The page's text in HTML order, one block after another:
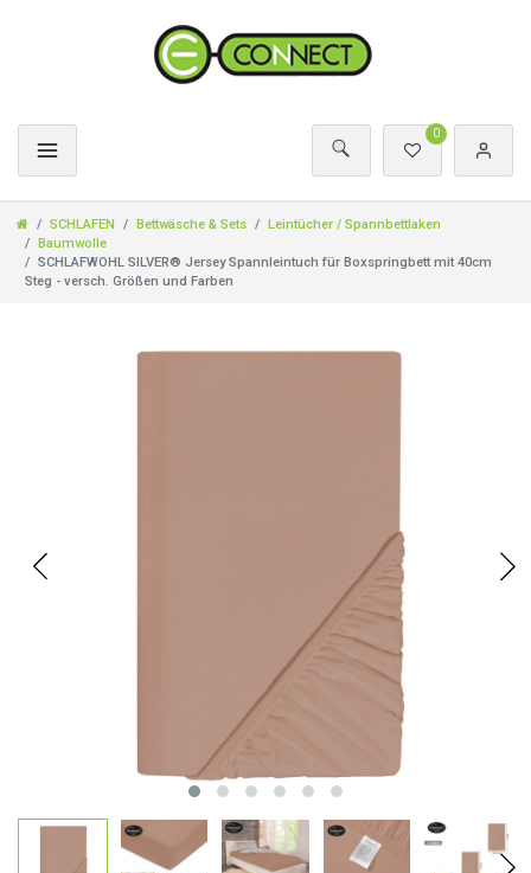
0
SCHLAFEN Bettwäsche & Sets
Leintücher / Spannbettlaken
Baumwolle
SCHLAFWOHL SILVER® Jersey Spannleintuch für Boxspringbett mit 40cm
Steg - versch. Größen und Farben